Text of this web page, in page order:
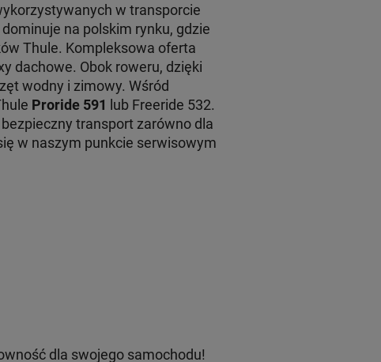
w transporcie
na polskim rynku, gdzie
Thule. Kompleksowa oferta
dachowe. Obok roweru, dzięki
wodny i zimowy. Wśród
Proride 591 lub Freeride 532.
transport zarówno dla
w naszym punkcie serwisowym
dla swojego samochodu!